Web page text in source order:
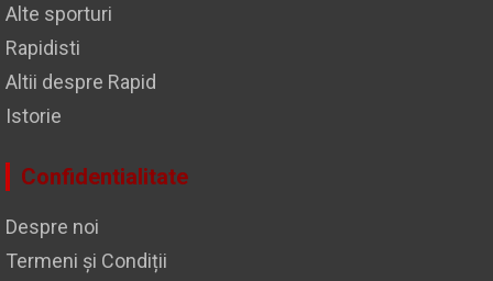
Alte sporturi
Rapidisti
Altii despre Rapid
Istorie
Confidentialitate
Despre noi
Termeni și Condiții